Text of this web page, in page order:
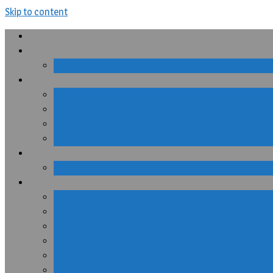
Skip to content